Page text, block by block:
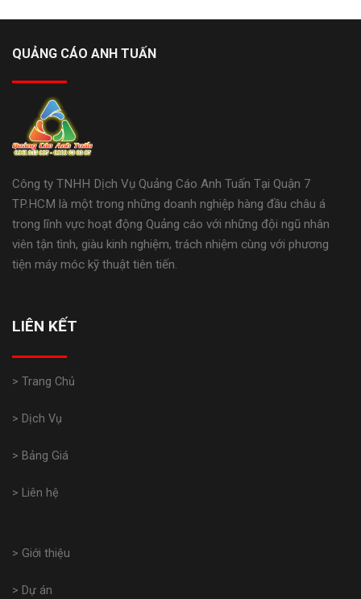
QUẢNG CÁO ANH TUẤN
Công ty TNHH Dịch Vụ Quảng Cáo Anh Tuấn Tại Quận 7
TP.HCM là một trong những doanh nghiệp hàng đầu châu á
trong lĩnh vực hoạt động Quảng cáo với những đội ngũ nhân
viên tận tình, giàu kinh nghiệm, trách nhiệm cùng với phương
tiện máy móc kỹ thuật tiên tiến.
LIÊN KẾT
> Trang Chủ
> Dịch Vụ
> Bảng Giá
> Liên hệ
> Giới thiệu
> Dự án